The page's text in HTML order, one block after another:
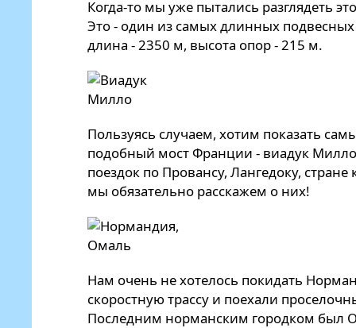
Когда-то мы уже пытались разглядеть
Это - один из самых длинных
длина - 2350 м, высота опор - 215 м.
Пользуясь случаем, хотим показать
подобный мост Франции - виадук
поездок по Провансу, Лангедоку, стране
мы обязательно расскажем о них!
Нам очень не хотелось покидать
скоростную трассу и поехали
Последним норманским городком был